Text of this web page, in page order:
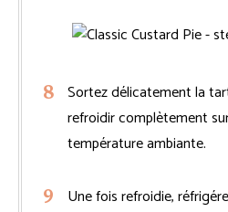
Sortez délicatement la
refroidir complètement
température ambiante.
Une fois refroidie,